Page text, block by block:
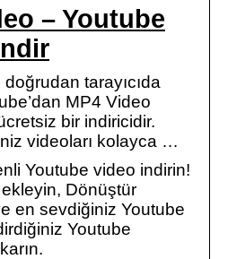
– Youtube
tarayıcıda
MP4 Video
bir indiricidir.
videoları kolayca …
Youtube video indirin!
ekleyin, Dönüştür
en sevdiğiniz Youtube
Youtube